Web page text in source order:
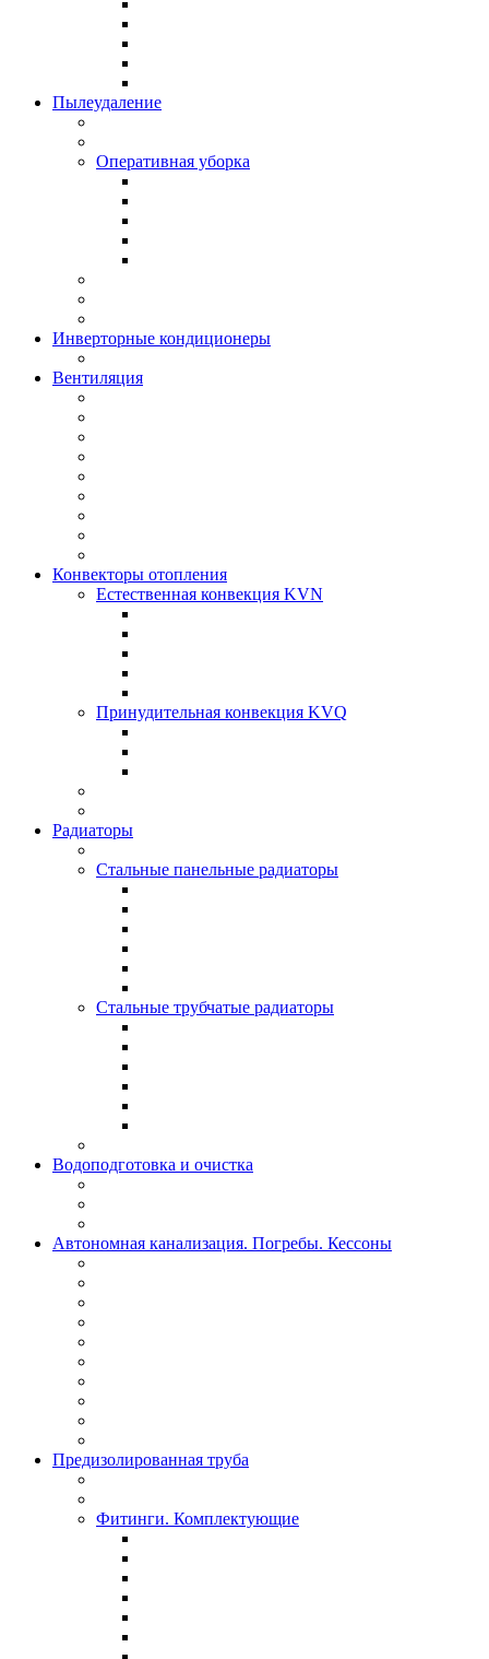
Пылеудаление
Оперативная уборка
Инверторные кондиционеры
Вентиляция
Конвекторы отопления
Естественная конвекция KVN
Принудительная конвекция KVQ
Радиаторы
Стальные панельные радиаторы
Стальные трубчатые радиаторы
Водоподготовка и очистка
Автономная канализация. Погребы. Кессоны
Предизолированная труба
Фитинги. Комплектующие